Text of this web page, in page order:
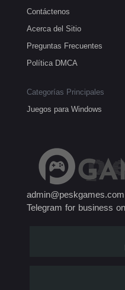
Contáctenos
Acerca del Sitio
Preguntas Frecuentes
Política DMCA
Categorías Principales
Juegos para Windows
admin@peskgames.com
Telegram for business